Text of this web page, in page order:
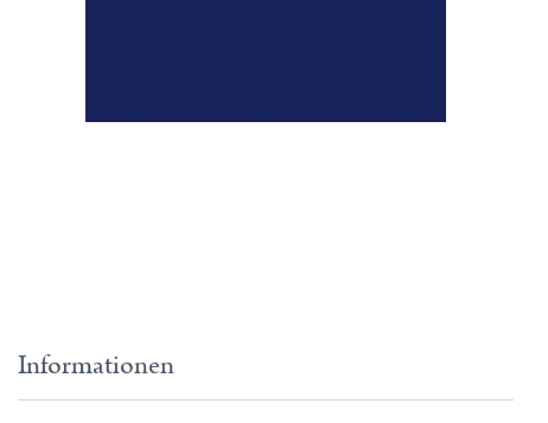
Informationen